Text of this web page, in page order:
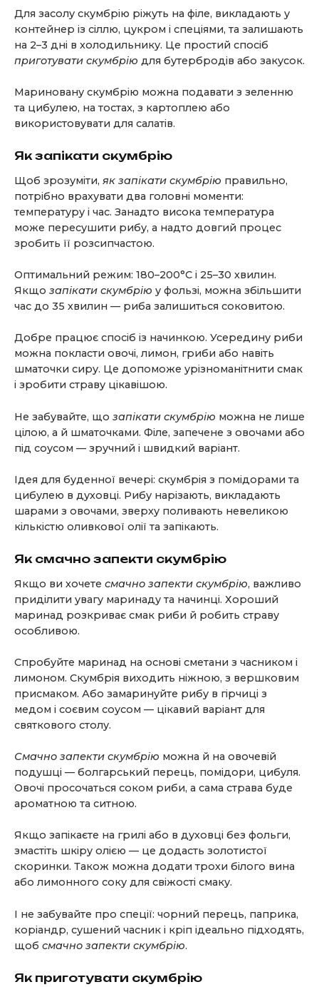
Для засолу скумбрію ріжуть на філе, викладають у
контейнер із сіллю, цукром і спеціями, та залишають
на 2–3 дні в холодильнику. Це простий спосіб
приготувати скумбрію для бутербродів або закусок.
Мариновану скумбрію можна подавати з зеленню
та цибулею, на тостах, з картоплею або
використовувати для салатів.
Як запікати скумбрію
Щоб зрозуміти, як запікати скумбрію правильно,
потрібно врахувати два головні моменти:
температуру і час. Занадто висока температура
може пересушити рибу, а надто довгий процес
зробить її розсипчастою.
Оптимальний режим: 180–200°C і 25–30 хвилин.
Якщо запікати скумбрію у фользі, можна збільшити
час до 35 хвилин — риба залишиться соковитою.
Добре працює спосіб із начинкою. Усередину риби
можна покласти овочі, лимон, гриби або навіть
шматочки сиру. Це допоможе урізноманітнити смак
і зробити страву цікавішою.
Не забувайте, що запікати скумбрію можна не лише
цілою, а й шматочками. Філе, запечене з овочами або
під соусом — зручний і швидкий варіант.
Ідея для буденної вечері: скумбрія з помідорами та
цибулею в духовці. Рибу нарізають, викладають
шарами з овочами, зверху поливають невеликою
кількістю оливкової олії та запікають.
Як смачно запекти скумбрію
Якщо ви хочете смачно запекти скумбрію, важливо
приділити увагу маринаду та начинці. Хороший
маринад розкриває смак риби й робить страву
особливою.
Спробуйте маринад на основі сметани з часником і
лимоном. Скумбрія виходить ніжною, з вершковим
присмаком. Або замаринуйте рибу в гірчиці з
медом і соєвим соусом — цікавий варіант для
святкового столу.
Смачно запекти скумбрію можна й на овочевій
подушці — болгарський перець, помідори, цибуля.
Овочі просочаться соком риби, а сама страва буде
ароматною та ситною.
Якщо запікаєте на грилі або в духовці без фольги,
змастіть шкіру олією — це додасть золотистої
скоринки. Також можна додати трохи білого вина
або лимонного соку для свіжості смаку.
І не забувайте про спеції: чорний перець, паприка,
коріандр, сушений часник і кріп ідеально підходять,
щоб смачно запекти скумбрію.
Як приготувати скумбрію